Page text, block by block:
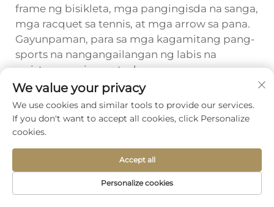
frame ng bisikleta, mga pangingisda na sanga,
mga racquet sa tennis, at mga arrow sa pana.
Gayunpaman, para sa mga kagamitang pang-
sports na nangangailangan ng labis na
resistance sa impact o kung saan ang presyo
ang pangunahing isipin, maaaring mas
angkop ang tradisyonal na mga materyales.
Ang desisyon ay dapat batay sa tiyak na mga
kinakailangan sa pagganap, mga
pagsasaalang-alang sa gastos, at ang
kapaligiran kung saan ito gagamitin.
Ano ang mga kinakailangang
Homepage Produkto Tungkol sa Kontak
We value your privacy
We use cookies and similar tools to provide our services.
If you don't want to accept all cookies, click Personalize
cookies.
Personalize cookies
Accept all